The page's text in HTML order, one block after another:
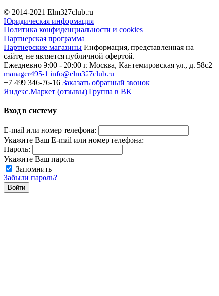
© 2014-2021 Elm327club.ru
Юридическая информация
Политика конфиденциальности и cookies
Партнерская программа
Партнерские магазины Информация, представленная на
сайте, не является публичной офертой.
Ежедневно 9:00 - 20:00 г. Москва, Кантемировская ул., д. 58с2
manager495-1 info@elm327club.ru
+7 499 346-76-16 Заказать обратный звонок
Яндекс.Маркет (отзывы) Группа в ВК
Вход в систему
E-mail или номер телефона:
Укажите Ваш E-mail или номер телефона:
Пароль:
Укажите Ваш пароль
Запомнить
Забыли пароль?